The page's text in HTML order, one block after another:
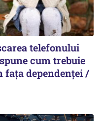
telefonului
cum trebuie
fața dependenței /